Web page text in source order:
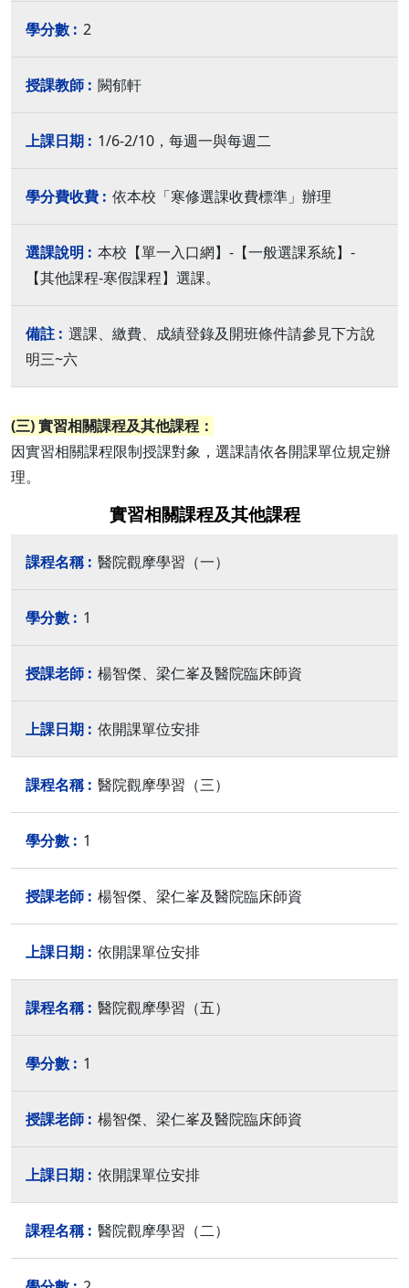
2
闕郁軒
1/6-2/10，每週一與每週二
依本校「寒修選課收費標準」辦理
本校【單一入口網】-【一般選課系統】-
【其他課程-寒假課程】選課。
選課、繳費、成績登錄及開班條件請參見下方說
明三~六
(三) 實習相關課程及其他課程：
因實習相關課程限制授課對象，選課請依各開課單位規定辦
理。
實習相關課程及其他課程
醫院觀摩學習（一）
1
楊智傑、梁仁峯及醫院臨床師資
依開課單位安排
醫院觀摩學習（三）
1
楊智傑、梁仁峯及醫院臨床師資
依開課單位安排
醫院觀摩學習（五）
1
楊智傑、梁仁峯及醫院臨床師資
依開課單位安排
醫院觀摩學習（二）